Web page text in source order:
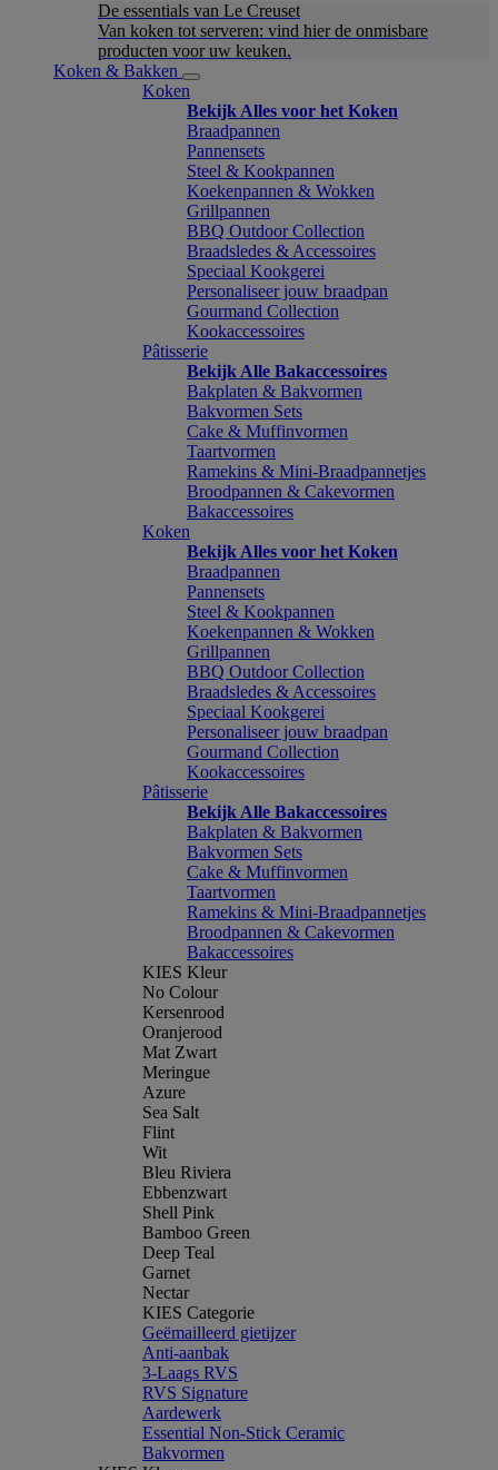
De essentials van Le Creuset
Van koken tot serveren: vind hier de onmisbare
producten voor uw keuken.
Koken & Bakken
Koken
Bekijk Alles voor het Koken
Braadpannen
Pannensets
Steel & Kookpannen
Koekenpannen & Wokken
Grillpannen
BBQ Outdoor Collection
Braadsledes & Accessoires
Speciaal Kookgerei
Personaliseer jouw braadpan
Gourmand Collection
Kookaccessoires
Pâtisserie
Bekijk Alle Bakaccessoires
Bakplaten & Bakvormen
Bakvormen Sets
Cake & Muffinvormen
Taartvormen
Ramekins & Mini-Braadpannetjes
Broodpannen & Cakevormen
Bakaccessoires
Koken
Bekijk Alles voor het Koken
Braadpannen
Pannensets
Steel & Kookpannen
Koekenpannen & Wokken
Grillpannen
BBQ Outdoor Collection
Braadsledes & Accessoires
Speciaal Kookgerei
Personaliseer jouw braadpan
Gourmand Collection
Kookaccessoires
Pâtisserie
Bekijk Alle Bakaccessoires
Bakplaten & Bakvormen
Bakvormen Sets
Cake & Muffinvormen
Taartvormen
Ramekins & Mini-Braadpannetjes
Broodpannen & Cakevormen
Bakaccessoires
KIES Kleur
No Colour
Kersenrood
Oranjerood
Mat Zwart
Meringue
Azure
Sea Salt
Flint
Wit
Bleu Riviera
Ebbenzwart
Shell Pink
Bamboo Green
Deep Teal
Garnet
Nectar
KIES Categorie
Geëmailleerd gietijzer
Anti-aanbak
3-Laags RVS
RVS Signature
Aardewerk
Essential Non-Stick Ceramic
Bakvormen